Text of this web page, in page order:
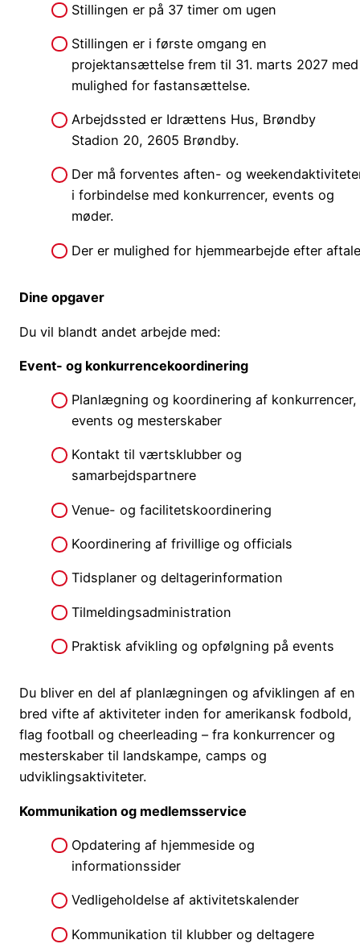
Stillingen er på 37 timer om ugen
Stillingen er i første omgang en
projektansættelse frem til 31. marts 2027 med
mulighed for fastansættelse.
Arbejdssted er Idrættens Hus, Brøndby
Stadion 20, 2605 Brøndby.
Der må forventes aften- og
i forbindelse med konkurrencer, events og
møder.
Der er mulighed for hjemmearbejde efter
Dine opgaver
Du vil blandt andet arbejde med:
Event- og konkurrencekoordinering
Planlægning og koordinering af konkurrencer,
events og mesterskaber
Kontakt til værtsklubber og
samarbejdspartnere
Venue- og facilitetskoordinering
Koordinering af frivillige og officials
Tidsplaner og deltagerinformation
Tilmeldingsadministration
Praktisk afvikling og opfølgning på events
Du bliver en del af planlægningen og afviklingen af en
bred vifte af aktiviteter inden for amerikansk fodbold,
flag football og cheerleading – fra konkurrencer og
mesterskaber til landskampe, camps og
udviklingsaktiviteter.
Kommunikation og medlemsservice
Opdatering af hjemmeside og
informationssider
Vedligeholdelse af aktivitetskalender
Kommunikation til klubber og deltagere